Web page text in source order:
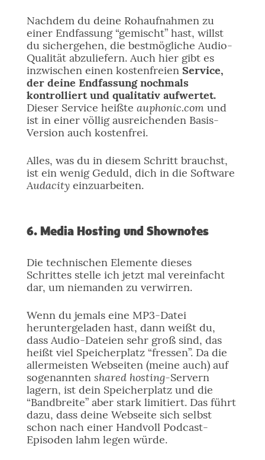
Nachdem du deine Rohaufnahmen zu
einer Endfassung “gemischt” hast, willst
du sichergehen, die bestmögliche Audio-
Qualität abzuliefern. Auch hier gibt es
inzwischen einen kostenfreien Service,
der deine Endfassung nochmals
kontrolliert und qualitativ aufwertet.
Dieser Service heißte auphonic.comund
ist in einer völlig ausreichenden Basis-
Version auch kostenfrei.
Alles, was du in diesem Schritt brauchst,
ist ein wenig Geduld, dich in die Software
Audacityeinzuarbeiten.
6. Media Hosting und Shownotes
Die technischen Elemente dieses
Schrittes stelle ich jetzt mal vereinfacht
dar, um niemanden zu verwirren.
Wenn du jemals eine MP3-Datei
heruntergeladen hast, dann weißt du,
dass Audio-Dateien sehr groß sind, das
heißt viel Speicherplatz “fressen”. Da die
allermeisten Webseiten (meine auch) auf
sogenannten shared hosting-Servern
lagern, ist dein Speicherplatz und die
“Bandbreite” aber stark limitiert. Das führt
dazu, dass deine Webseite sich selbst
schon nach einer Handvoll Podcast-
Episoden lahm legen würde.